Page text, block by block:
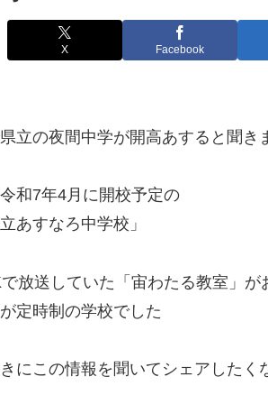
X Facebook
立の夜間中学が開高あすると聞き
和7年4月に開校予定の
あすなろ中学校」
放送していた「宙わたる教室」が
定時制の学校でした
にこの情報を聞いてシェアしたく